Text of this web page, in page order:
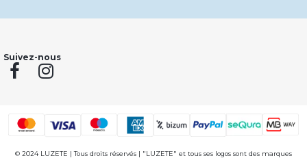
Suivez-nous
© 2024 LUZETE | Tous droits réservés | "LUZETE" et tous ses logos sont des marques